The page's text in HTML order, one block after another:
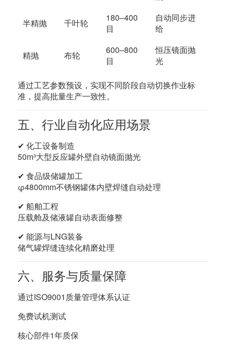
半精抛 千叶轮
180–400
目
自动同步进
给
精抛 布轮
600–800
目
恒压镜面抛
光
通过工艺参数预设，实现不同阶段自动切换作业标
准，提高批量生产一致性。
五、行业自动化应用场景
✔ 化工设备制造
50m³大型反应罐外壁自动镜面抛光
✔ 食品级储罐加工
φ4800mm不锈钢罐体内壁焊缝自动处理
✔ 船舶工程
压载舱及储液罐自动表面修整
✔ 能源与LNG装备
储气罐焊缝连续化精磨处理
六、服务与质量保障
通过ISO9001质量管理体系认证
免费试机测试
核心部件1年质保